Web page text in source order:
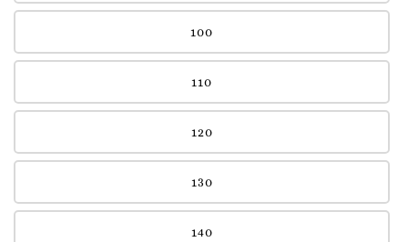
100
110
120
130
140